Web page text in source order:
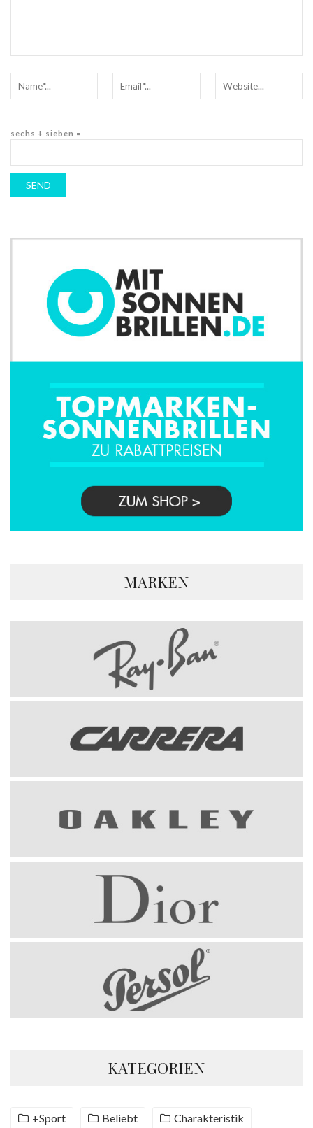
sechs + sieben =
MARKEN
KATEGORIEN
+Sport Beliebt Charakteristik